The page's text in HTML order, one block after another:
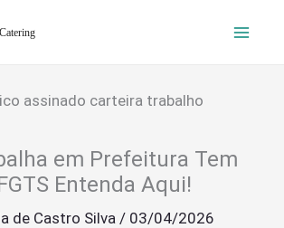
em Prefeitura Tem
Entenda Aqui!
de Castro Silva / 03/04/2026